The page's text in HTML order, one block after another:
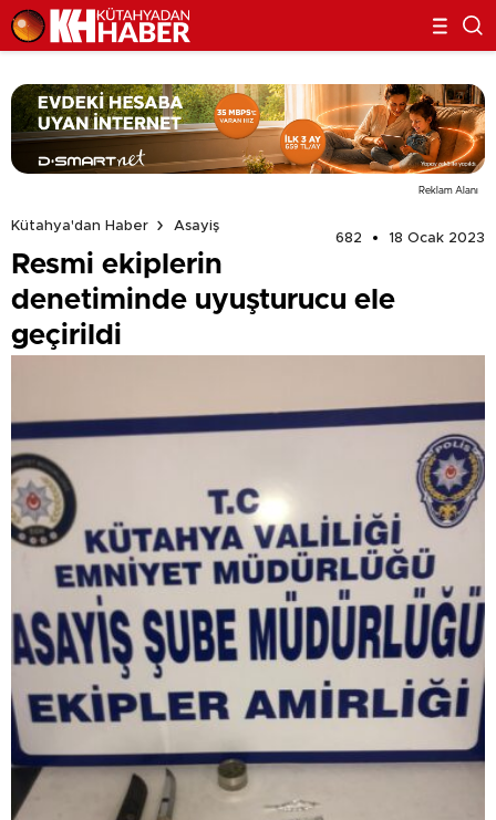
Reklam Alanı
Kütahya'dan Haber
Asayiş
682
18 Ocak 2023
Resmi ekiplerin
denetiminde uyuşturucu ele
geçirildi